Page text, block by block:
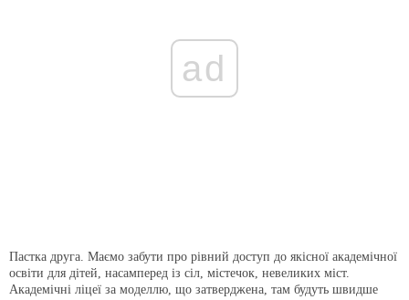
ad
Пастка друга. Маємо забути про рівний доступ до якісної академічної
освіти для дітей, насамперед із сіл, містечок, невеликих міст.
Академічні ліцеї за моделлю, що затверджена, там будуть швидше